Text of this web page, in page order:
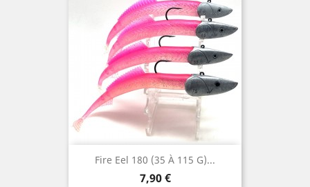
Fire Eel 180 (35 À 115 G)...
Prix
7,90 €